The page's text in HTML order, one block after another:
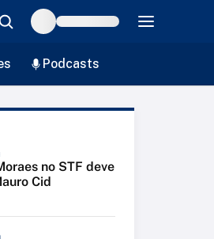
Podcasts
no STF deve
Cid